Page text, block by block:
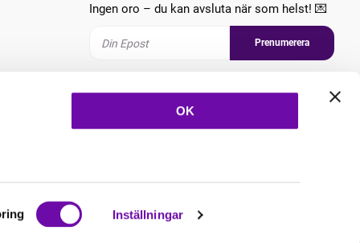
Inställningar
OK
Ingen oro – du kan avsluta när som helst! 💌
Prenumerera
Copyright © 2026 ZannaZ Skapad med